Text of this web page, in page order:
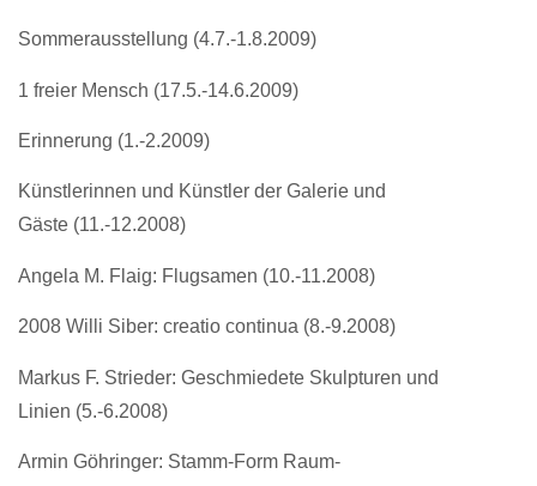
Sommerausstellung (4.7.-1.8.2009)
1 freier Mensch (17.5.-14.6.2009)
Erinnerung (1.-2.2009)
Künstlerinnen und Künstler der Galerie und
Gäste (11.-12.2008)
Angela M. Flaig: Flugsamen (10.-11.2008)
2008 Willi Siber: creatio continua (8.-9.2008)
Markus F. Strieder: Geschmiedete Skulpturen und
Linien (5.-6.2008)
Armin Göhringer: Stamm-Form Raum-